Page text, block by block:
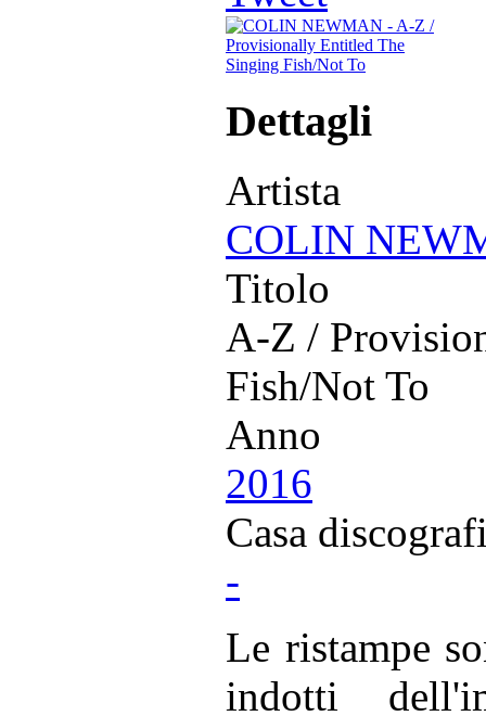
Dettagli
Artista
COLIN
Titolo
A-Z /
Fish/Not To
Anno
2016
Casa
-
Le ristampe
indotti